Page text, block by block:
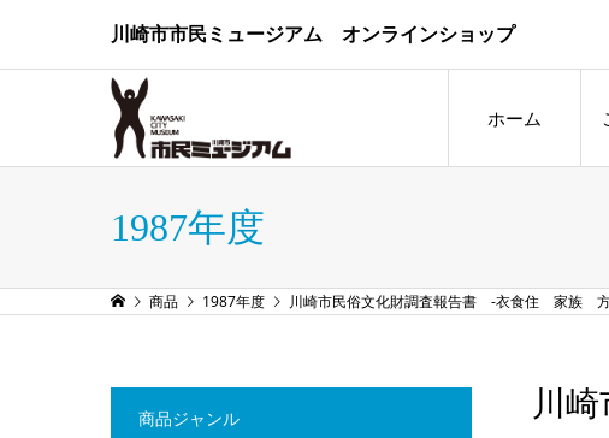
川崎市市民ミュージアム オンラインショップ
ホーム
1987年度
商品 1987年度 川崎市民俗文化財調査報告書 -衣食住 家族 方
川
商品ジャンル